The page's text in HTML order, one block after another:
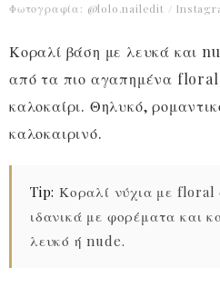
Φωτογραφία: @lolo.nailedit /
Κοραλί βάση με λευκά και
από τα πιο αγαπημένα
καλοκαίρι. Θηλυκό,
καλοκαιρινό.
Tip: Κοραλί νύχια με floral
ιδανικά με φορέματα και
λευκό ή nude.